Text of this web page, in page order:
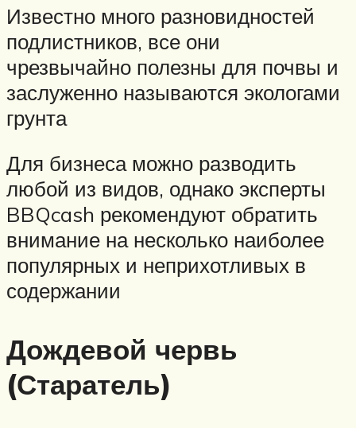
Известно много разновидностей
подлистников, все они
чрезвычайно полезны для почвы и
заслуженно называются экологами
грунта
Для бизнеса можно разводить
любой из видов, однако эксперты
BBQcash рекомендуют обратить
внимание на несколько наиболее
популярных и неприхотливых в
содержании
Дождевой червь
(Старатель)